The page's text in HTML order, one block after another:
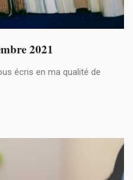
2021
écris en ma qualité de